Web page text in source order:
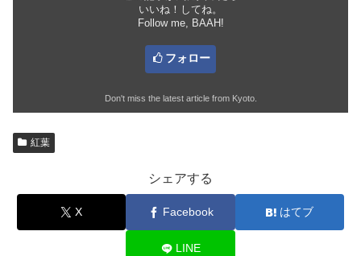
いいね！してね。
Follow me, BAAH!
フォロー
Don't miss the latest article from Kyoto.
紅葉
シェアする
X Facebook はてブ
LINE